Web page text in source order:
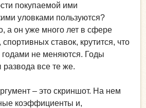
покупаемой ими
уловками пользуются?
а он уже много лет в сфере
ставок, крутится, что
годами не меняются. Годы
развода все те же.
– это скриншот. На нем
коэффициенты и,